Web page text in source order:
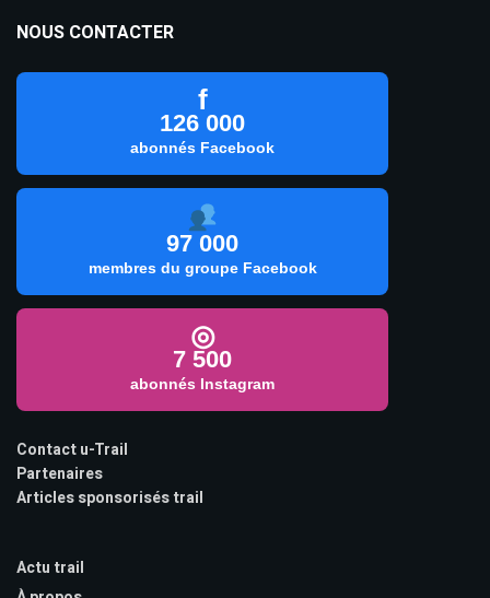
NOUS CONTACTER
f
126 000
abonnés Facebook
97 000
membres du groupe Facebook
◎
7 500
abonnés Instagram
Contact u-Trail
Partenaires
Articles sponsorisés trail
Actu trail